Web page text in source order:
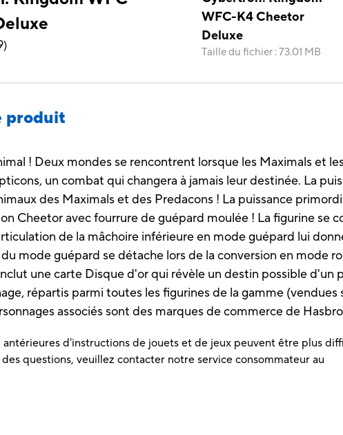
)
WFC-K4 Cheetor
Deluxe
Taille du fichier :73.01 MB
produit
! Deux mondes se rencontrent lorsque les Maximals et
un combat qui changera à jamais leur destinée. La
des Maximals et des Predacons ! La puissance
Cheetor avec fourrure de guépard moulée ! La figurine se
de la mâchoire inférieure en mode guépard lui
mode guépard se détache lors de la conversion en mode
une carte Disque d'or qui révèle un destin possible d'un
répartis parmi toutes les figurines de la gamme
associés sont des marques de commerce de
antérieures d'instructions de jouets et de jeux peuvent être plus
questions, veuillez contacter notre service consommateur au